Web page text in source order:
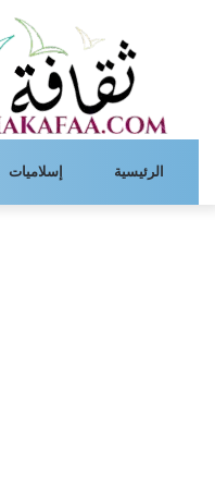
الرئيسية إسلاميات